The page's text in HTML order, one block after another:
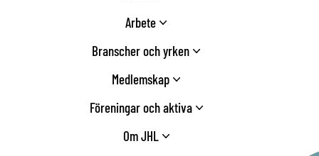
Arbete
Branscher och yrken
Medlemskap
Föreningar och aktiva
Om JHL